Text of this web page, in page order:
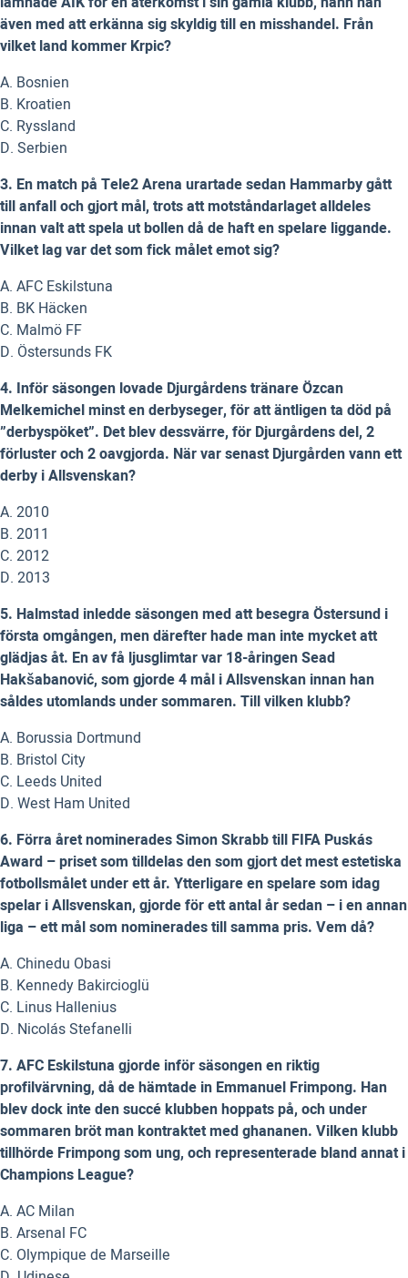
även med att erkänna sig skyldig till en misshandel. Från
vilket land kommer Krpic?
A. Bosnien
B. Kroatien
C. Ryssland
D. Serbien
3. En match på Tele2 Arena urartade sedan Hammarby gått
till anfall och gjort mål, trots att motståndarlaget alldeles
innan valt att spela ut bollen då de haft en spelare liggande.
Vilket lag var det som fick målet emot sig?
A. AFC Eskilstuna
B. BK Häcken
C. Malmö FF
D. Östersunds FK
4. Inför säsongen lovade Djurgårdens tränare Özcan
Melkemichel minst en derbyseger, för att äntligen ta död på
”derbyspöket”. Det blev dessvärre, för Djurgårdens del, 2
förluster och 2 oavgjorda. När var senast Djurgården vann ett
derby i Allsvenskan?
A. 2010
B. 2011
C. 2012
D. 2013
5. Halmstad inledde säsongen med att besegra Östersund i
första omgången, men därefter hade man inte mycket att
glädjas åt. En av få ljusglimtar var 18-åringen Sead
Hakšabanović, som gjorde 4 mål i Allsvenskan innan han
såldes utomlands under sommaren. Till vilken klubb?
A. Borussia Dortmund
B. Bristol City
C. Leeds United
D. West Ham United
6. Förra året nominerades Simon Skrabb till FIFA Puskás
Award – priset som tilldelas den som gjort det mest estetiska
fotbollsmålet under ett år. Ytterligare en spelare som idag
spelar i Allsvenskan, gjorde för ett antal år sedan – i en annan
liga – ett mål som nominerades till samma pris. Vem då?
A. Chinedu Obasi
B. Kennedy Bakircioglü
C. Linus Hallenius
D. Nicolás Stefanelli
7. AFC Eskilstuna gjorde inför säsongen en riktig
profilvärvning, då de hämtade in Emmanuel Frimpong. Han
blev dock inte den succé klubben hoppats på, och under
sommaren bröt man kontraktet med ghananen. Vilken klubb
tillhörde Frimpong som ung, och representerade bland annat i
Champions League?
A. AC Milan
B. Arsenal FC
C. Olympique de Marseille